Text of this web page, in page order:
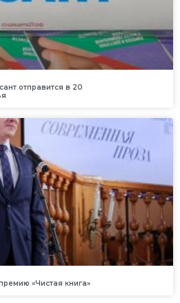
отправится в 20
«Чистая книга»